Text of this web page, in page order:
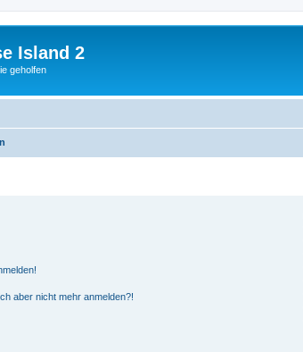
Island 2
geholfen
aber nicht mehr anmelden?!